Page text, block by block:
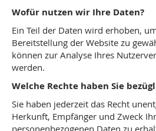
Wofür nutzen wir Ihre Daten?
Ein Teil der Daten wird erhoben,
Bereitstellung der Website zu
können zur Analyse Ihres
werden.
Welche Rechte haben Sie
Sie haben jederzeit das Recht
Herkunft, Empfänger und Zweck
personenbezogenen Daten zu